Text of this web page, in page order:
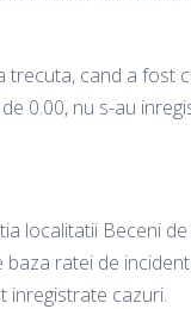
trecuta, cand a fost
0.00, nu s-au
localitatii Beceni
baza ratei de
inregistrate cazuri.